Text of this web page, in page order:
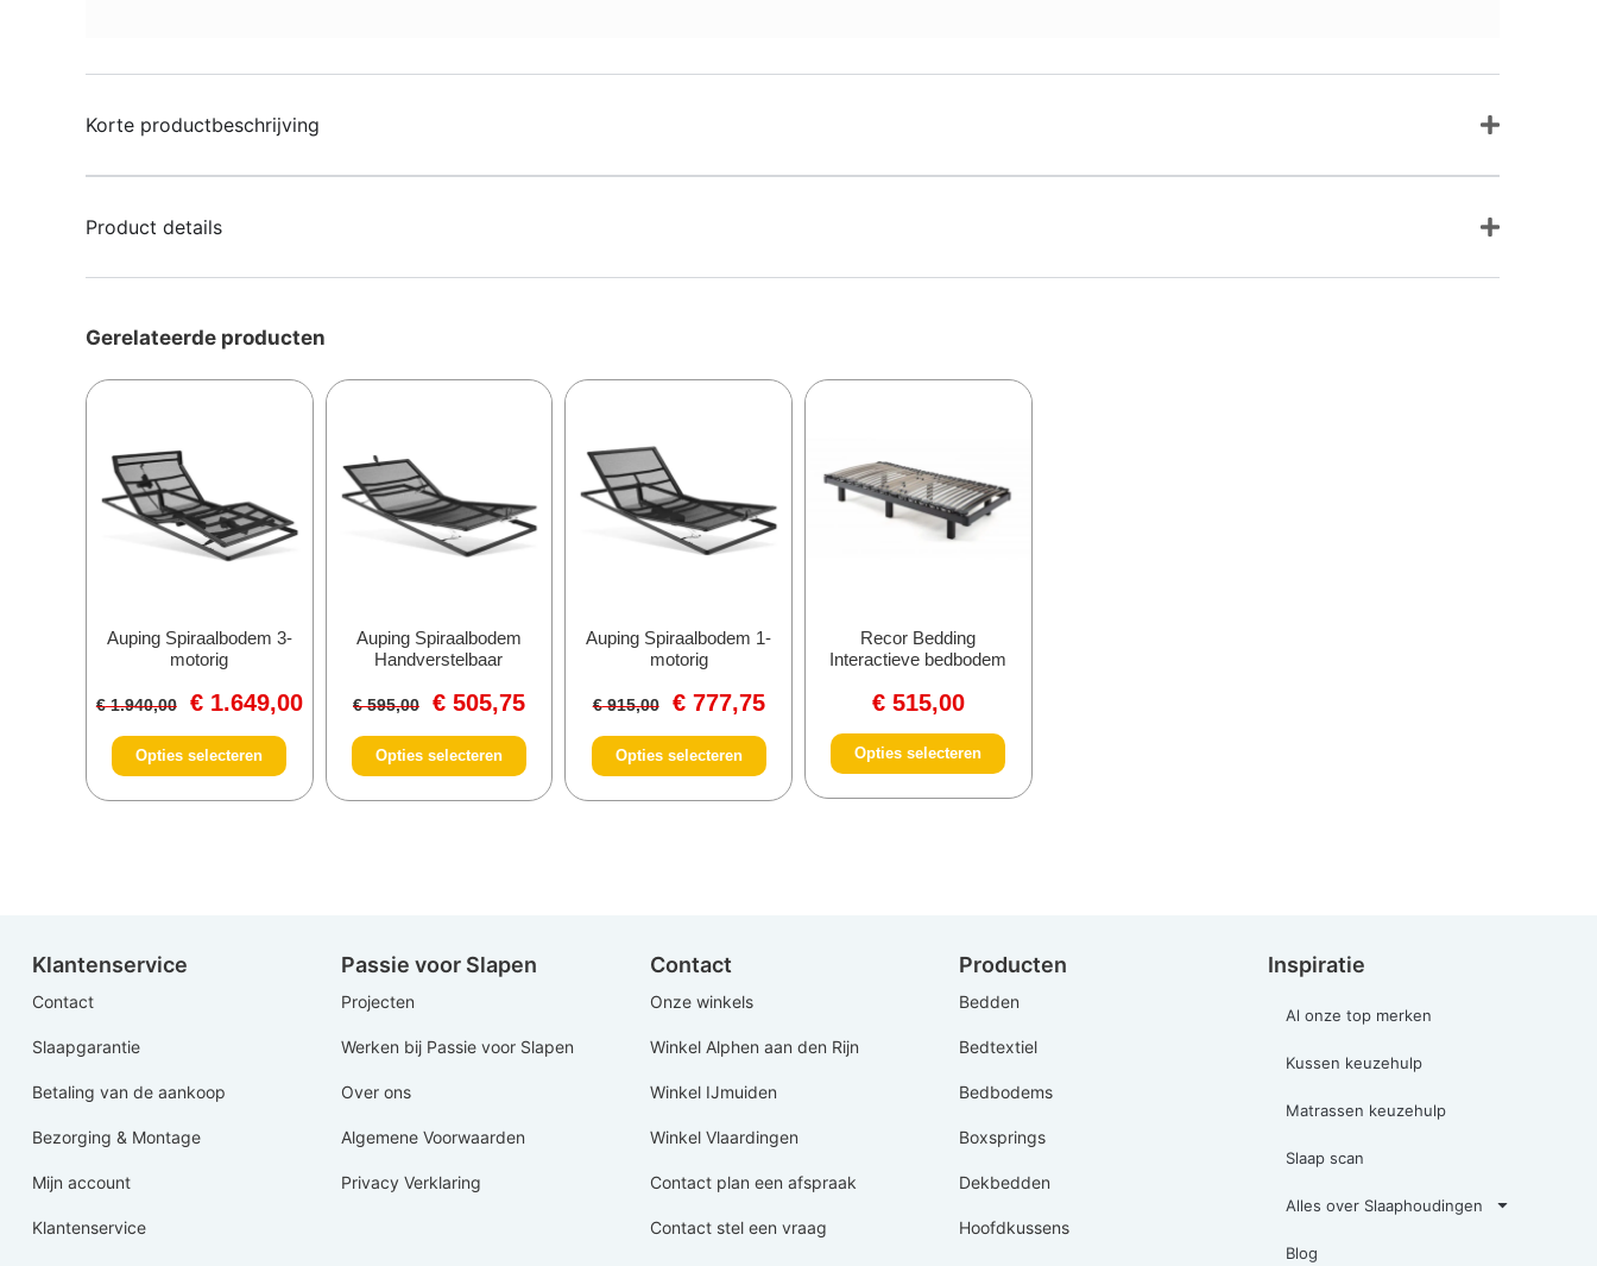
Korte productbeschrijving
Product details
Gerelateerde producten
Auping Spiraalbodem 3-
motorig
€1.940,00 €1.649,00
Opties selecteren
Auping Spiraalbodem
Handverstelbaar
€595,00 €505,75
Opties selecteren
Auping Spiraalbodem 1-
motorig
€915,00 €777,75
Opties selecteren
Recor Bedding
Interactieve bedbodem
€515,00
Opties selecteren
Klantenservice
Contact
Slaapgarantie
Betaling van de aankoop
Bezorging & Montage
Mijn account
Klantenservice
Passie voor Slapen
Projecten
Werken bij Passie voor Slapen
Over ons
Algemene Voorwaarden
Privacy Verklaring
Contact
Onze winkels
Winkel Alphen aan den Rijn
Winkel IJmuiden
Winkel Vlaardingen
Contact plan een afspraak
Contact stel een vraag
Producten
Bedden
Bedtextiel
Bedbodems
Boxsprings
Dekbedden
Hoofdkussens
Inspiratie
Al onze top merken
Kussen keuzehulp
Matrassen keuzehulp
Slaap scan
Alles over Slaaphoudingen
Blog